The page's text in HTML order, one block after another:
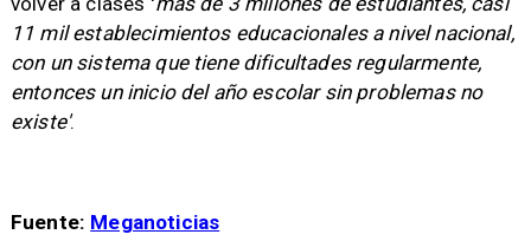
11 mil establecimientos educacionales a nivel nacional,
con un sistema que tiene dificultades regularmente,
entonces un inicio del año escolar sin problemas no
existe'.
Fuente: Meganoticias